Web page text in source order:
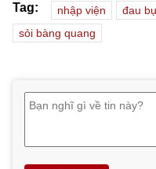
Tag: nhập viện đau
sỏi bàng quang